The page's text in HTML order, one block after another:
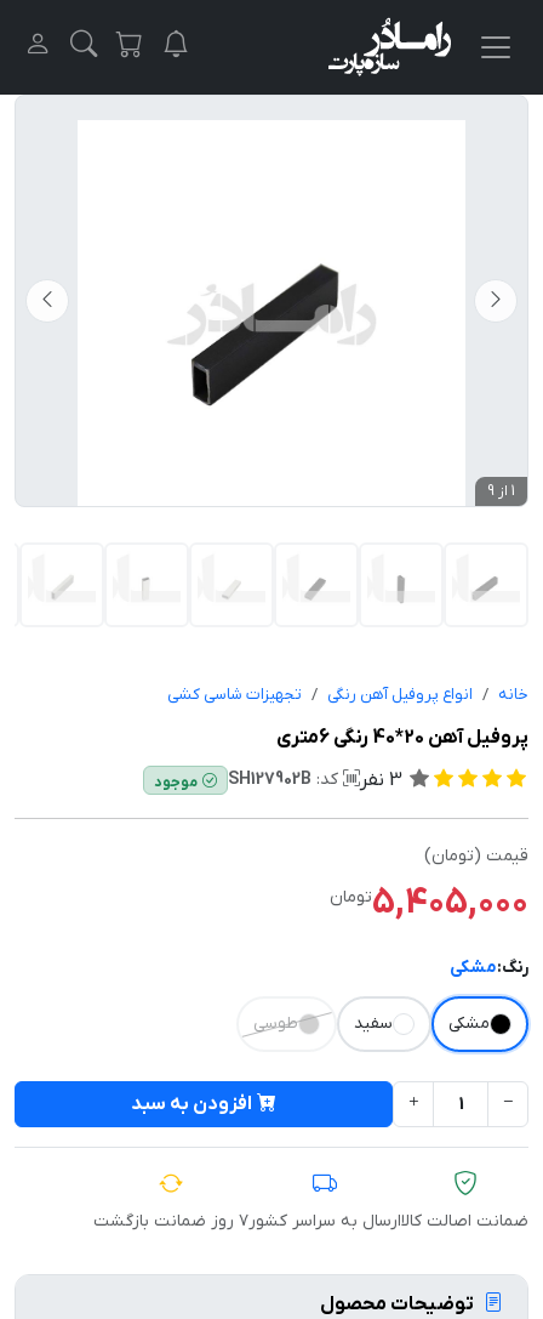
1 از 9
خانه انواع پروفیل آهن رنگی تجهیزات شاسی کشی
پروفیل آهن 20*40 رنگی 6متری
3 نفر کد: SH127902B موجود
قیمت (تومان)
5,405,000تومان
رنگ:مشکی
مشکی سفید طوسی
افزودن به سبد
ضمانت اصالت کالاارسال به سراسر کشور۷ روز ضمانت بازگشت
توضیحات محصول